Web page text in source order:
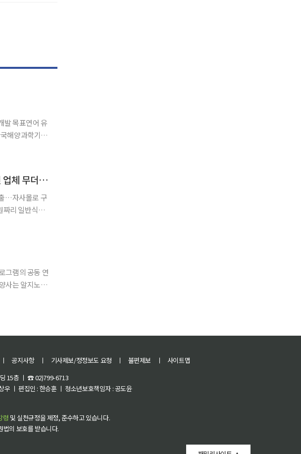
발 목표연어 유
일반식품→‘먹는 위고비·천연 마운자로’ 둔갑...115억 챙긴 업체 무더기 적발[종합]
…자사몰로 구
그램의 공동 연
ㅣ 공지사항 ㅣ 기사제보/정정보도 요청 ㅣ 불편제보 ㅣ
사이트맵
15층 ㅣ ☎ 02)799-6713
ㅣ 편집인 : 한승훈 ㅣ 청소년보호책임자 : 공도윤
령 및 실천규정을 제정, 준수하고 있습니다.
의 보호를 받습니다.